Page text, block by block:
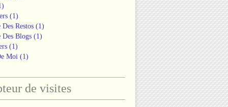
(1)
Restos (1)
Des Blogs (1)
(1)
Moi (1)
de visites